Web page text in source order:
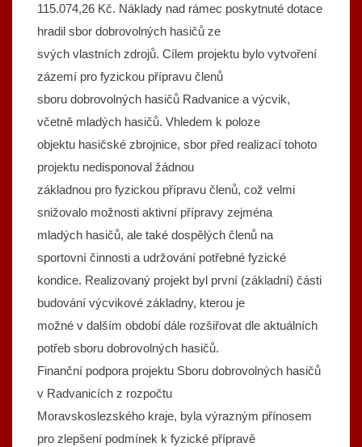
115.074,26 Kč. Náklady nad rámec poskytnuté dotace
hradil sbor dobrovolných hasičů ze
svých vlastních zdrojů. Cílem projektu bylo vytvoření
zázemí pro fyzickou přípravu členů
sboru dobrovolných hasičů Radvanice a výcvik,
včetně mladých hasičů. Vhledem k poloze
objektu hasičské zbrojnice, sbor před realizací tohoto
projektu nedisponoval žádnou
základnou pro fyzickou přípravu členů, což velmi
snižovalo možnosti aktivní přípravy zejména
mladých hasičů, ale také dospělých členů na
sportovní činnosti a udržování potřebné fyzické
kondice. Realizovaný projekt byl první (základní) části
budování výcvikové základny, kterou je
možné v dalším období dále rozšiřovat dle aktuálních
potřeb sboru dobrovolných hasičů.
Finanční podpora projektu Sboru dobrovolných hasičů
v Radvanicích z rozpočtu
Moravskoslezského kraje, byla výrazným přínosem
pro zlepšení podmínek k fyzické přípravě